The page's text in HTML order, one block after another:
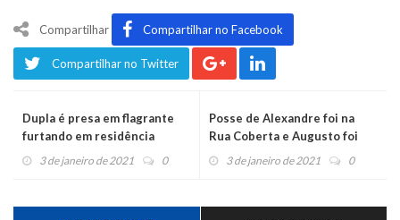
Compartilhar Compartilhar no Facebook
Compartilhar no Twitter
Dupla é presa em flagrante
furtando em residência
3 de janeiro de 2021 0
Posse de Alexandre foi na
Rua Coberta e Augusto foi
eleito presidente da Câmara
3 de janeiro de 2021 0